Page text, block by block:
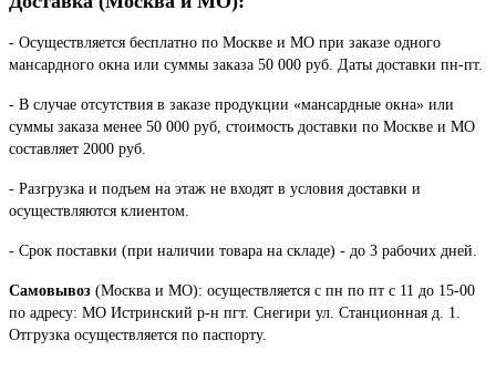
- Осуществляется бесплатно по Москве и МО при заказе одного
мансардного окна или суммы заказа 50 000 руб. Даты доставки пн-пт.
- В случае отсутствия в заказе продукции «мансардные окна» или
суммы заказа менее 50 000 руб, стоимость доставки по Москве и МО
составляет 2000 руб.
- Разгрузка и подъем на этаж не входят в условия доставки и
осуществляются клиентом.
- Срок поставки (при наличии товара на складе) - до 3 рабочих дней.
Самовывоз (Москва и МО): осуществляется с пн по пт с 11 до 15-00
по адресу: МО Истринский р-н пгт. Снегири ул. Станционная д. 1.
Отгрузка осуществляется по паспорту.